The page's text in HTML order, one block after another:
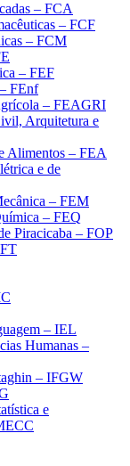
– FCA
– FCF
– FCM
– FEF
FEnf
– FEAGRI
Arquitetura e
Alimentos – FEA
e de
– FEM
– FEQ
Piracicaba – FOP
– IEL
Humanas –
– IFGW
e